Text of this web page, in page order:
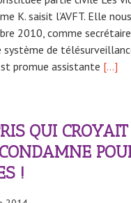
K. saisit l’AVFT. Elle
2010, comme
de
promue assistante […]
QUI
!